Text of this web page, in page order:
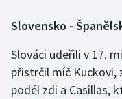
Futsal
Slovensko -
Slováci udeřili v 17.
přistrčil míč Kuckovi,
podél zdi a Casillas,